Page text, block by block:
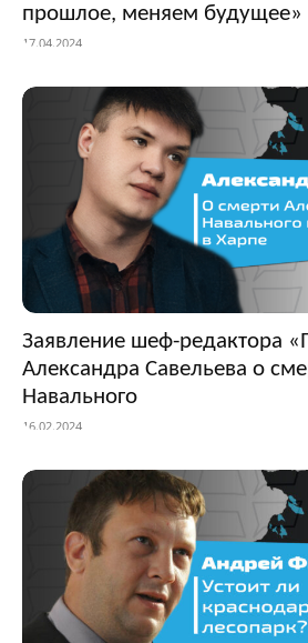
прошлое, меняем будущее»
17.04.2024
Заявление шеф-редактора
Александра Савельева о
Навального
16.02.2024